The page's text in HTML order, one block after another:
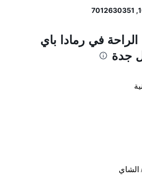
الراحة في رمادا باي
جدة
الشاي